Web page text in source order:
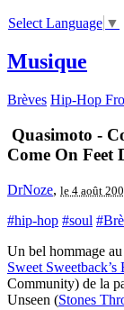
Select Language ▼
Musique
Brèves Hip-Hop
Quasimoto -
Come On Feet
DrNoze, le 4 août
#hip-hop #soul
Un bel hommage
Sweet Sweetback’s
Community) de la
Unseen (Stones